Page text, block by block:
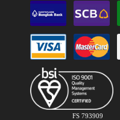
FS 793909